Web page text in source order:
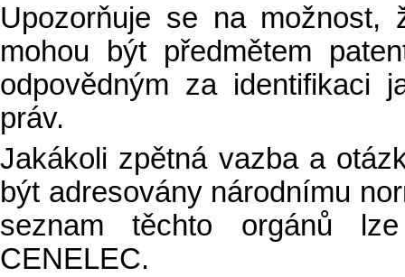
Upozorňuje se na možnost,
mohou být předmětem
odpovědným za identifikaci
práv.
Jakákoli zpětná vazba a
být adresovány národnímu
seznam těchto orgánů
CENELEC.